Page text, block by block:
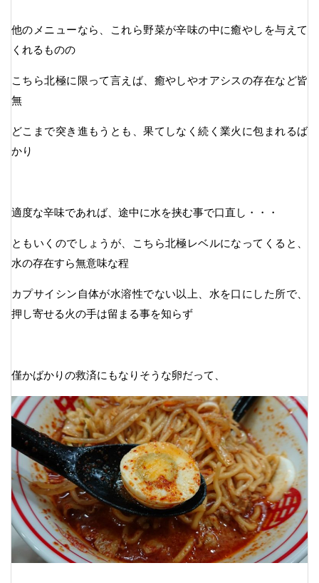
他のメニューなら、これら野菜が辛味の中に癒やしを与えて
くれるものの
こちら北極に限って言えば、癒やしやオアシスの存在など皆
無
どこまで突き進もうとも、果てしなく続く業火に包まれるば
かり
適度な辛味であれば、途中に水を挟む事で口直し・・・
ともいくのでしょうが、こちら北極レベルになってくると、
水の存在すら無意味な程
カプサイシン自体が水溶性でない以上、水を口にした所で、
押し寄せる火の手は留まる事を知らず
僅かばかりの救済にもなりそうな卵だって、